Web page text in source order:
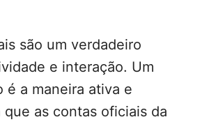
são um verdadeiro
e interação. Um
é a maneira ativa e
que as contas oficiais da